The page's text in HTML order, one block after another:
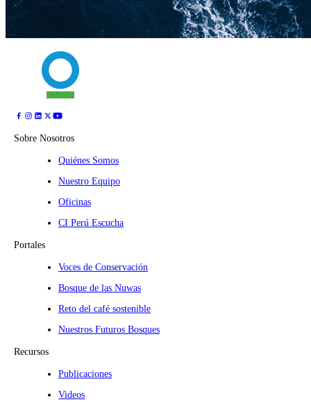
Sobre Nosotros
Quiénes Somos
Nuestro Equipo
Oficinas
CI Perú Escucha
Portales
Voces de Conservación
Bosque de las Nuwas
Reto del café sostenible
Nuestros Futuros Bosques
Recursos
Publicaciones
Videos